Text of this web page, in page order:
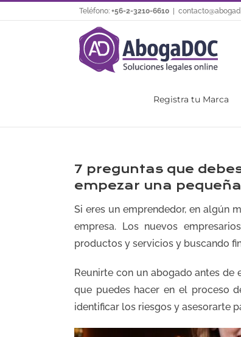
al
Teléfono: +56-2-3210-6610
Registra tu Marca
7 preguntas que
empezar una
Si eres un emprendedor, en algún
empresa. Los nuevos
productos y servicios y buscando
Reunirte con un abogado antes
que puedes hacer en el proceso
identificar los riesgos y asesorarte